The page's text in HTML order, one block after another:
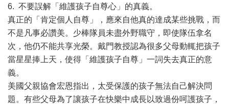
6. 不要誤解「維護孩子自尊心」的真義。
真正的「肯定個人自尊」，應來自他真的達成某些挑戰，而
不是凡事必讚美。少棒隊員未盡外野職守，即使隊伍拿名
次，他仍不能共享光榮。戴門教授認為很多父母動輒把孩子
當星星捧上天，使得「維護孩子自尊」一詞失去真正的意
義。
美國父親協會宏恩指出，太受保護的孩子無法自己解決問
題。有些父母為了讓孩子在快樂中成長以致過份呵護孩子，